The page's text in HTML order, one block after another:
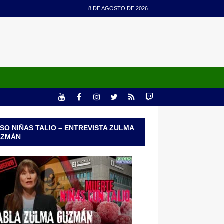
8 DE AGOSTO DE 2026
NIÑAS TALIO – ENTREVISTA ZULMA